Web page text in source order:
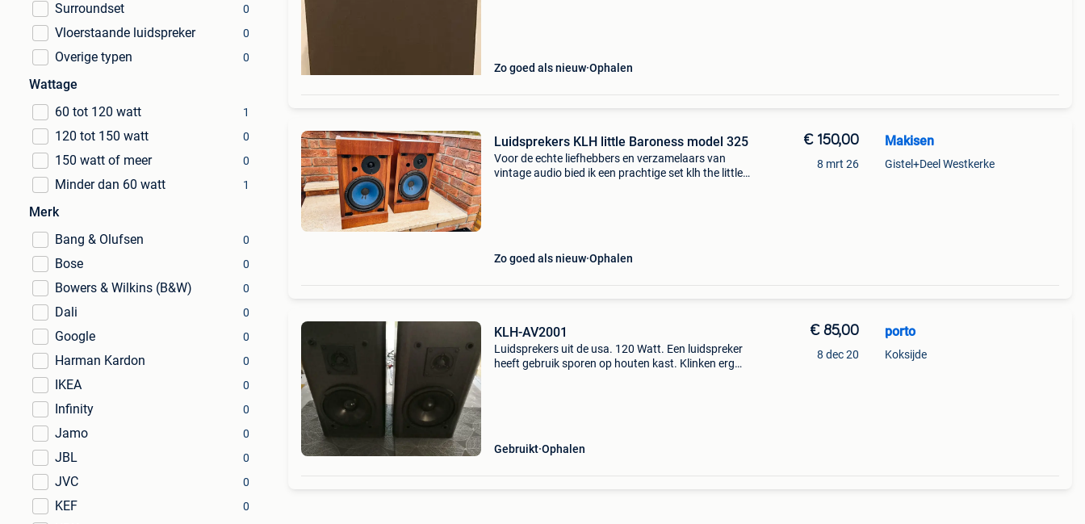
Surroundset 0
Vloerstaande luidspreker 0
Overige typen 0
Wattage
60 tot 120 watt
1
120 tot 150 watt 0
150 watt of meer 0
Minder dan 60 watt 1
Merk
Bang & Olufsen
0
Bose 0
Bowers & Wilkins (B&W) 0
Dali 0
Google 0
Harman Kardon 0
IKEA 0
Infinity 0
Jamo 0
JBL 0
JVC 0
KEF 0
Zo goed als nieuw Ophalen
Luidsprekers KLH little Baroness model 325
Voor de echte liefhebbers en verzamelaars van
vintage audio bied ik een prachtige set klh the little
Zo goed als nieuw Ophalen
€ 150,00
8 mrt 26
Makisen
Gistel+Deel Westkerke
KLH-AV2001
Luidsprekers uit de usa. 120 Watt. Een luidspreker
heeft gebruik sporen op houten kast. Klinken erg
Gebruikt Ophalen
€ 85,00
8 dec 20
porto
Koksijde